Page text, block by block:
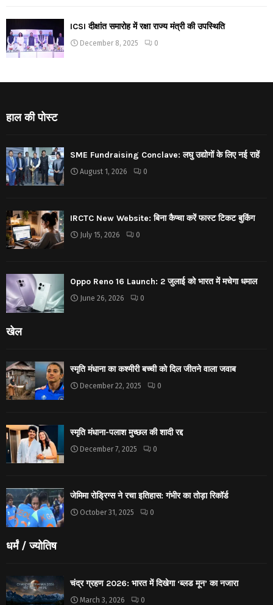
ICSI दीक्षांत समारोह में रक्षा राज्य मंत्री की उपस्थिति
December 8, 2025 0
हाल की पोस्ट
SME Fundraising Conclave: लघु उद्योगों के लिए नई राहें
August 1, 2026 0
IRCTC New Website: बिना कैप्चा करें फास्ट टिकट बुकिंग
July 15, 2026 0
Oppo Reno 16 Launch: 2 जुलाई को भारत में मचेगा धमाल
June 26, 2026 0
खेल
स्मृति मंधाना का कश्मीरी बच्ची को दिल जीतने वाला जवाब
December 22, 2025 0
स्मृति मंधाना-पलाश मुच्छल की शादी रद्द
December 7, 2025 0
जेमिमा रोड्रिग्स ने रचा इतिहास: गंभीर का तोड़ा रिकॉर्ड
October 31, 2025 0
धर्मं / ज्योतिष
चंद्र ग्रहण 2026: भारत में दिखेगा ‘ब्लड मून’ का नजारा
March 3, 2026 0